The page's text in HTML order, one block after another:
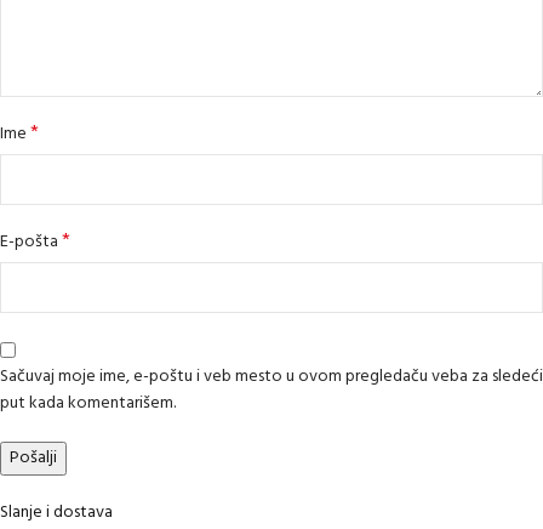
Ime*
E-pošta*
Sačuvaj moje ime, e-poštu i veb mesto u ovom pregledaču veba za sledeći
put kada komentarišem.
Slanje i dostava